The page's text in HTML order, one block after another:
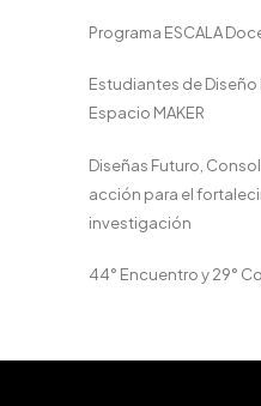
Programa ESCALA
Estudiantes de
Espacio MAKER
Diseñas Futuro,
acción para el
investigación
44° Encuentro y 29°